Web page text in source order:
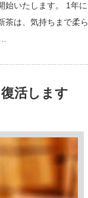
始いたします。 1年に
茶は、気持ちまで柔ら
活します